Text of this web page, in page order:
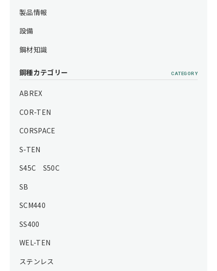
製品情報
設備
鋼材知識
鋼種カテゴリー CATEGORY
ABREX
COR-TEN
CORSPACE
S-TEN
S45C S50C
SB
SCM440
SS400
WEL-TEN
ステンレス